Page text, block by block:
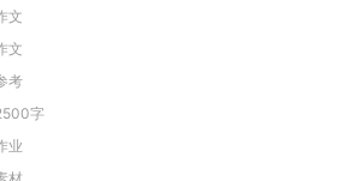
文
文
考
字
业